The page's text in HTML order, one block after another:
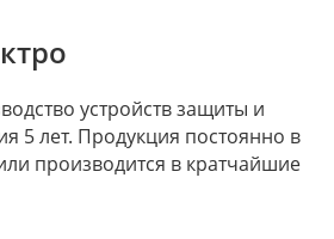
устройств защиты и
5 лет. Продукция постоянно в
производится в кратчайшие